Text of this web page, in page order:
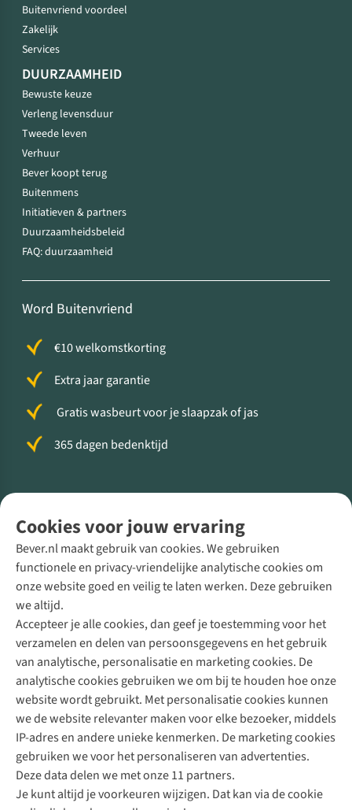
Cookies voor jouw ervaring
Bever.nl maakt gebruik van cookies. We gebruiken
functionele en privacy-vriendelijke analytische cookies om
onze website goed en veilig te laten werken. Deze gebruiken
we altijd.
Accepteer je alle cookies, dan geef je toestemming voor het
verzamelen en delen van persoonsgegevens en het gebruik
van analytische, personalisatie en marketing cookies. De
analytische cookies gebruiken we om bij te houden hoe onze
website wordt gebruikt. Met personalisatie cookies kunnen
we de website relevanter maken voor elke bezoeker, middels
IP-adres en andere unieke kenmerken. De marketing cookies
gebruiken we voor het personaliseren van advertenties.
Deze data delen we met onze 11 partners.
Je kunt altijd je voorkeuren wijzigen. Dat kan via de cookie
Buitenvriend voordeel
Zakelijk
Services
DUURZAAMHEID
Bewuste keuze
Verleng levensduur
Tweede leven
Verhuur
Bever koopt terug
Buitenmens
Initiatieven & partners
Duurzaamheidsbeleid
FAQ: duurzaamheid
Word Buitenvriend
€10 welkomstkorting
Extra jaar garantie
Gratis wasbeurt voor je slaapzak of jas
365 dagen bedenktijd
Direct advies van een Buitenexpert
+31 (0)85 888 50 88
+31 6 12 28 49 80
Contactformulier